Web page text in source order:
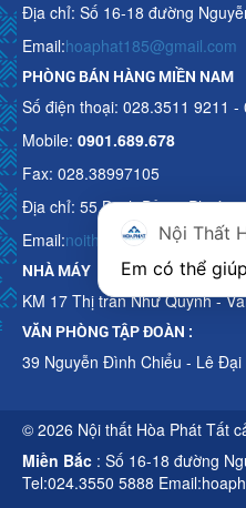
Địa chỉ: Số 16-18 đường
Email:hoaphat185@gmail.com
PHÒNG BÁN HÀNG MIỀN NAM
Số điện thoại: 028.3511 9211 -
Mobile: 0901.689.678
Fax: 028.38997105
Địa chỉ: 55 Bạch Đằng,
Email:
NHÀ MÁY
KM 17 Thị trấn Như Quỳnh -
VĂN PHÒNG TẬP ĐOÀN :
39 Nguyễn Đình Chiểu - Lê
© 2026 Nội thất Hòa Phát Tất
Miền Bắc : Số 16-18 đường
Tel:024.3550 5888
Nội Thất